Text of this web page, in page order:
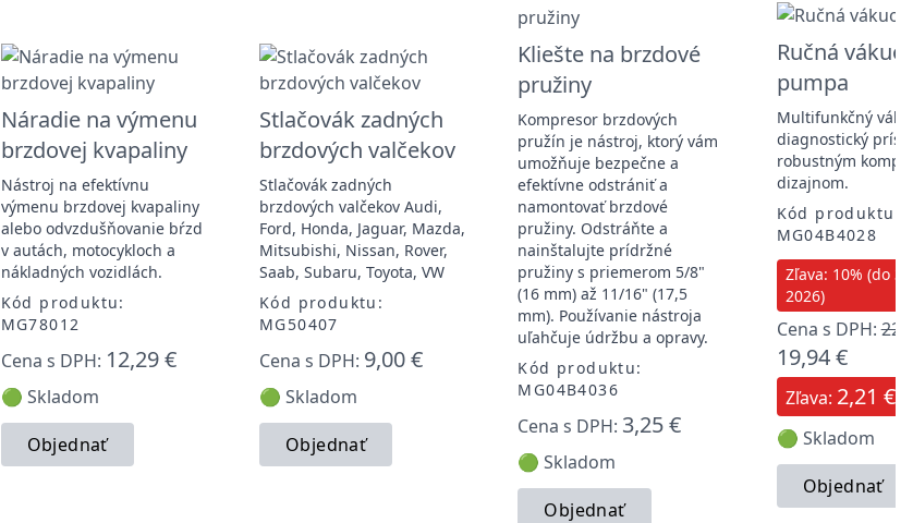
Náradie na výmenu
brzdovej kvapaliny
Nástroj na efektívnu
výmenu brzdovej kvapaliny
alebo odvzdušňovanie bŕzd
v autách, motocykloch a
nákladných vozidlách.
Kód produktu:
MG78012
Cena s DPH: 12,29 €
🟢 Skladom
Objednať
Stlačovák zadných
brzdových valčekov
Stlačovák zadných
brzdových valčekov Audi,
Ford, Honda, Jaguar, Mazda,
Mitsubishi, Nissan, Rover,
Saab, Subaru, Toyota, VW
Kód produktu:
MG50407
Cena s DPH: 9,00 €
🟢 Skladom
Objednať
Kliešte na brzdové
pružiny
Kompresor brzdových
pružín je nástroj, ktorý vám
umožňuje bezpečne a
efektívne odstrániť a
namontovať brzdové
pružiny. Odstráňte a
nainštalujte prídržné
pružiny s priemerom 5/8"
(16 mm) až 11/16" (17,5
mm). Používanie nástroja
uľahčuje údržbu a opravy.
Kód produktu:
MG04B4036
Cena s DPH: 3,25 €
🟢 Skladom
Objednať
Ručná
pumpa
Multifunkčný
diagnostický
robustným
dizajnom.
Kód produktu:
MG04B4028
Zľava: 10% (do
2026)
Cena s DPH:
19,94 €
Zľava: 2,21 €
🟢 Skladom
Objednať